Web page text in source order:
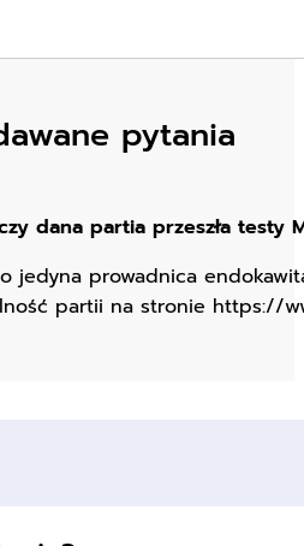
pytania
dana partia przeszła testy
jedyna prowadnica
partii na stronie https://